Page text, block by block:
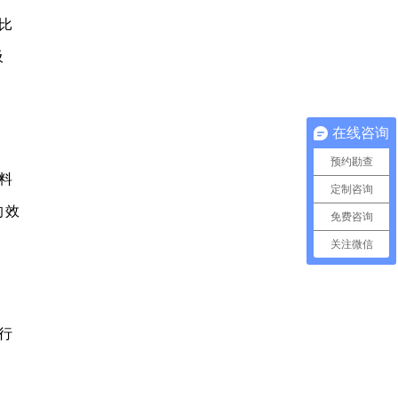
效
在线咨询
预约勘查
定制咨询
免费咨询
关注微信